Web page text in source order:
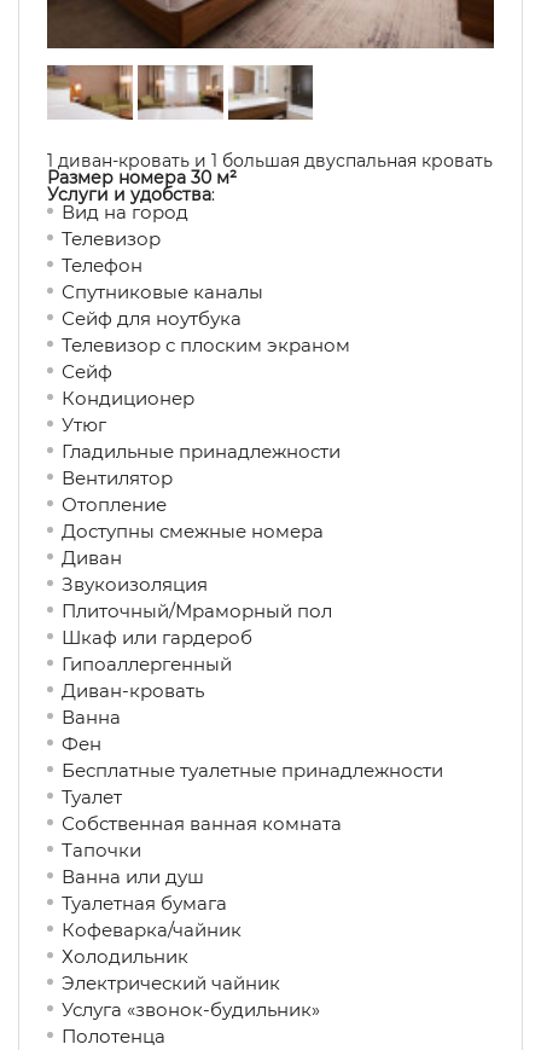
1 диван-кровать и 1 большая двуспальная кровать
Размер номера 30 м²
Услуги и удобства:
Вид на город
Телевизор
Телефон
Спутниковые каналы
Сейф для ноутбука
Телевизор с плоским экраном
Сейф
Кондиционер
Утюг
Гладильные принадлежности
Вентилятор
Отопление
Доступны смежные номера
Диван
Звукоизоляция
Плиточный/Мраморный пол
Шкаф или гардероб
Гипоаллергенный
Диван-кровать
Ванна
Фен
Бесплатные туалетные принадлежности
Туалет
Собственная ванная комната
Тапочки
Ванна или душ
Туалетная бумага
Кофеварка/чайник
Холодильник
Электрический чайник
Услуга «звонок-будильник»
Полотенца